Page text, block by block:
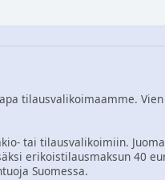
tilausvalikoimaamme.
tai tilausvalikoimiin.
erikoistilausmaksun 40
Suomessa.